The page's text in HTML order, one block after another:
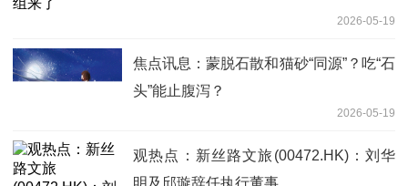
2026-05-19
焦点讯息：蒙脱石散和猫砂“同源”？吃“石
头”能止腹泻？
2026-05-19
观热点：新丝路文旅(00472.HK)：刘华
明及邱璇辞任执行董事